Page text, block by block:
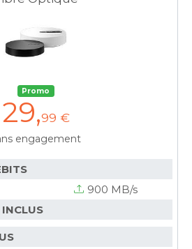
Promo
29,99 €
engagement
900 MB/s